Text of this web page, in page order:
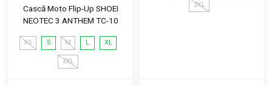
Cască Moto Flip-Up SHOEI
NEOTEC 3 ANTHEM TC-10
XS S M L XL
2XL
2XL